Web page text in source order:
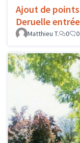
Ajout de
Deruelle
Matthieu T.
0 0